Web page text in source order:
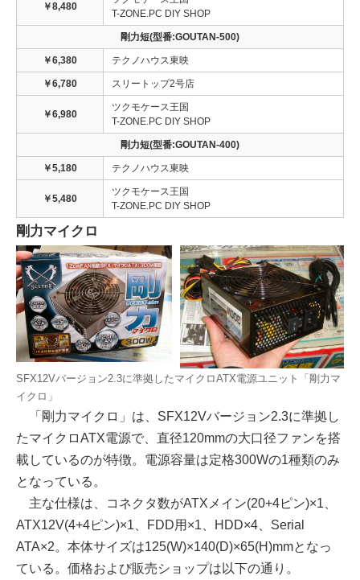
￥8,480
T-ZONE.PC DIY SHOP
剛力短(型番:GOUTAN-500)
￥6,380 テクノハウス東映
￥6,780 スリートップ2号店
￥6,980
ツクモケース王国
T-ZONE.PC DIY SHOP
剛力短(型番:GOUTAN-400)
￥5,180 テクノハウス東映
￥5,480
ツクモケース王国
T-ZONE.PC DIY SHOP
剛力マイクロ
SFX12Vバージョン2.3に準拠したマイクロATX電源ユニット「剛力マ
イクロ」
「剛力マイクロ」は、SFX12Vバージョン2.3に準拠し
たマイクロATX電源で、直径120mmの大口径ファンを搭
載しているのが特徴。電源容量は定格300Wの1種類のみ
となっている。
主な仕様は、コネクタ数がATXメイン(20+4ピン)×1、
ATX12V(4+4ピン)×1、FDD用×1、HDD×4、Serial
ATA×2。本体サイズは125(W)×140(D)×65(H)mmとなっ
ている。価格および販売ショップは以下の通り。